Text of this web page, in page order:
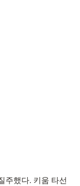
주했다. 키움 타선